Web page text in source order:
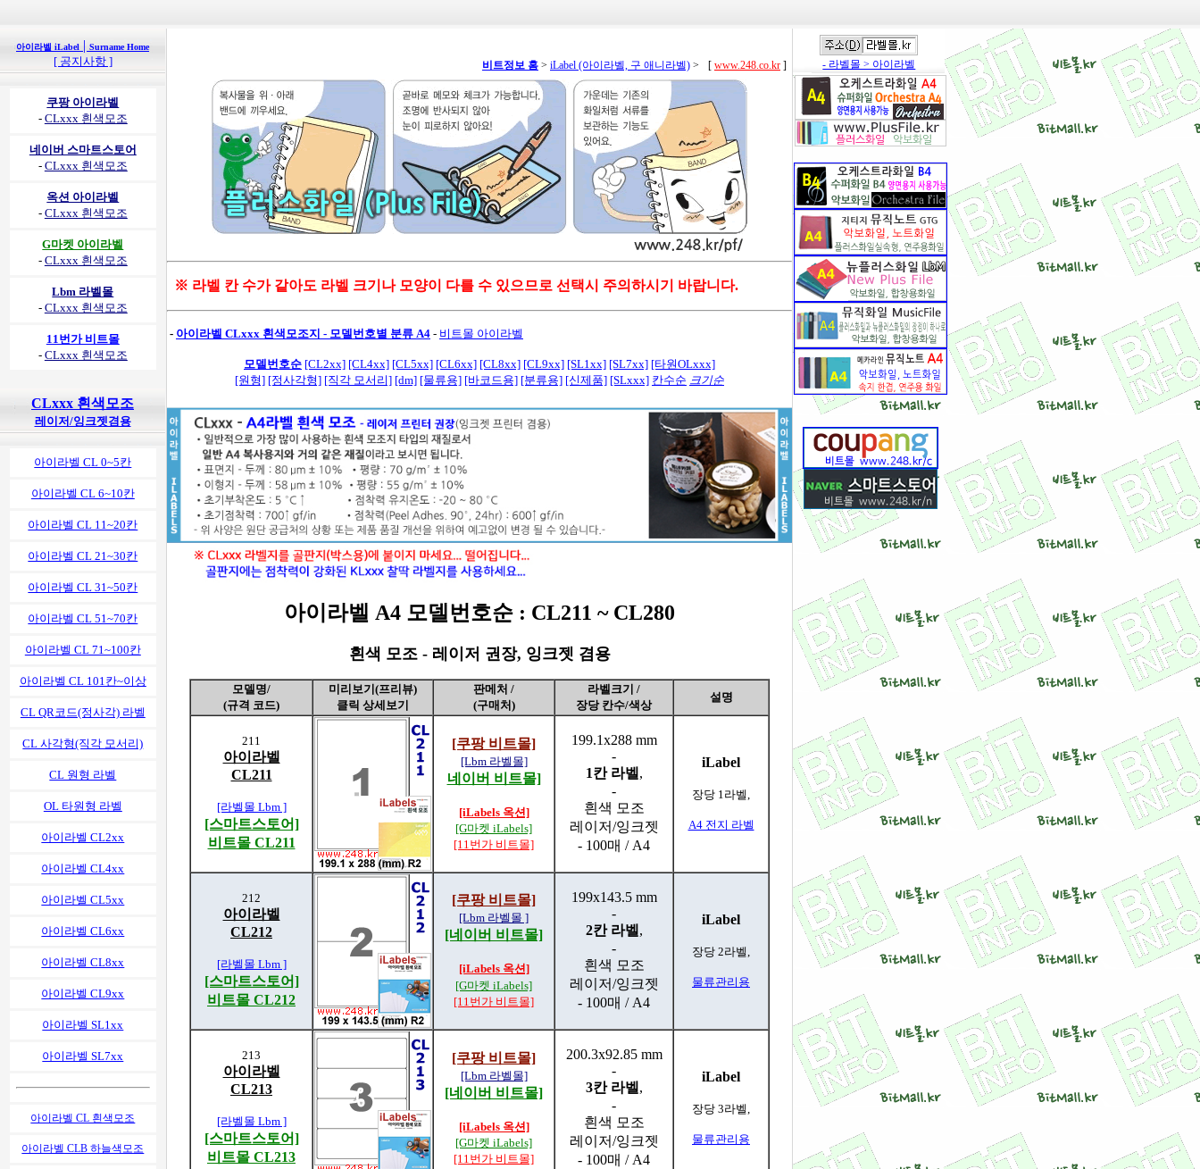
아이라벨 iLabel | Surname Home
[ 공지사항 ]
쿠팡 아이라벨
- CLxxx 흰색모조
네이버 스마트스토어
- CLxxx 흰색모조
옥션 아이라벨
- CLxxx 흰색모조
G마켓 아이라벨
- CLxxx 흰색모조
Lbm 라벨몰
- CLxxx 흰색모조
11번가 비트몰
- CLxxx 흰색모조
CLxxx 흰색모조
레이저/잉크젯겸용
아이라벨 CL 0~5칸
아이라벨 CL 6~10칸
아이라벨 CL 11~20칸
아이라벨 CL 21~30칸
아이라벨 CL 31~50칸
아이라벨 CL 51~70칸
아이라벨 CL 71~100칸
아이라벨 CL 101칸~이상
CL QR코드(정사각) 라벨
CL 사각형(직각 모서리)
CL 원형 라벨
OL 타원형 라벨
아이라벨 CL2xx
아이라벨 CL4xx
아이라벨 CL5xx
아이라벨 CL6xx
아이라벨 CL8xx
아이라벨 CL9xx
아이라벨 SL1xx
아이라벨 SL7xx
아이라벨 CL 흰색모조
아이라벨 CLB 하늘색모조
비트정보 홈 > iLabel (아이라벨, 구 애니라벨) > [ www.248.co.kr ]
※ 라벨 칸 수가 같아도 라벨 크기나 모양이 다를 수 있으므로 선택시 주의하시기 바랍니다.
- 아이라벨 CLxxx 흰색모조지 - 모델번호별 분류 A4 - 비트몰 아이라벨
모델번호순 [CL2xx] [CL4xx] [CL5xx] [CL6xx] [CL8xx] [CL9xx] [SL1xx] [SL7xx] [타원OLxxx]
[원형] [정사각형] [직각 모서리] [dm] [물류용] [바코드용] [분류용] [신제품] [SLxxx] 칸수순 크기순
아이라벨 A4 모델번호순 : CL211 ~ CL280
흰색 모조 - 레이저 권장, 잉크젯 겸용
모델명/
(규격 코드)
미리보기(프리뷰)
클릭 상세보기
판메처 /
(구매처)
라벨크기 /
장당 칸수/색상
설명
211
아이라벨
CL211
[라벨몰 Lbm ]
[스마트스토어]
비트몰 CL211
[쿠팡 비트몰]
[Lbm 라벨몰]
네이버 비트몰]
[iLabels 옥션]
[G마켓 iLabels]
[11번가 비트몰]
199.1x288 mm
-
1칸 라벨,
-
흰색 모조
레이저/잉크젯
- 100매 / A4
iLabel
장당 1라벨,
A4 전지 라벨
212
아이라벨
CL212
[라벨몰 Lbm ]
[스마트스토어]
비트몰 CL212
[쿠팡 비트몰]
[Lbm 라벨몰 ]
[네이버 비트몰]
[iLabels 옥션]
[G마켓 iLabels]
[11번가 비트몰]
199x143.5 mm
-
2칸 라벨,
-
흰색 모조
레이저/잉크젯
- 100매 / A4
iLabel
장당 2라벨,
물류관리용
213
아이라벨
CL213
[라벨몰 Lbm ]
[스마트스토어]
비트몰 CL213
[쿠팡 비트몰]
[Lbm 라벨몰]
[네이버 비트몰]
[iLabels 옥션]
[G마켓 iLabels]
[11번가 비트몰]
200.3x92.85 mm
-
3칸 라벨,
-
흰색 모조
레이저/잉크젯
- 100매 / A4
iLabel
장당 3라벨,
물류관리용
- 라벨몰 > 아이라벨